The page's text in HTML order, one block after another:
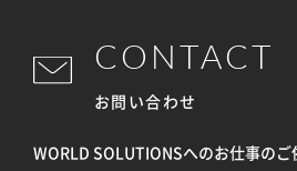
CONTACT
お問い合わせ
WORLD SOLUTIONSへのお仕事のご